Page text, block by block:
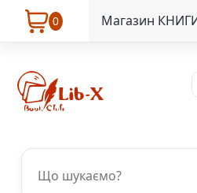
0 Магазин